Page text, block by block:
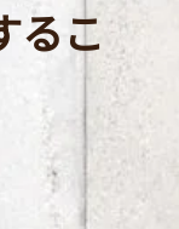
るこ